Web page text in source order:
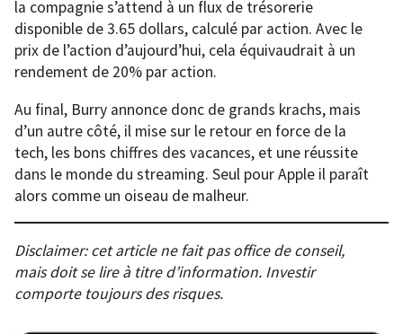
la compagnie s’attend à un flux de trésorerie
disponible de 3.65 dollars, calculé par action. Avec le
prix de l’action d’aujourd’hui, cela équivaudrait à un
rendement de 20% par action.
Au final, Burry annonce donc de grands krachs, mais
d’un autre côté, il mise sur le retour en force de la
tech, les bons chiffres des vacances, et une réussite
dans le monde du streaming. Seul pour Apple il paraît
alors comme un oiseau de malheur.
Disclaimer: cet article ne fait pas office de conseil,
mais doit se lire à titre d’information. Investir
comporte toujours des risques.